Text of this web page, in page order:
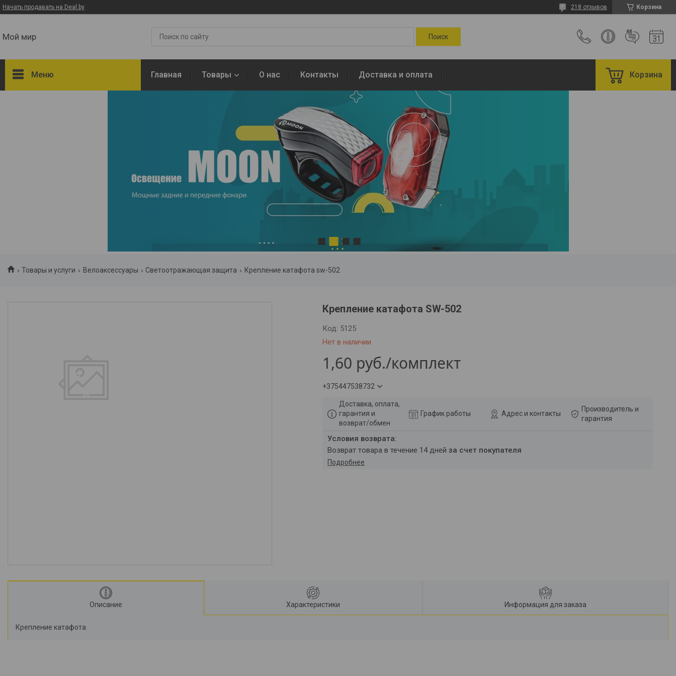
Начать продавать на Deal.by Корзина
218 отзывов
Мой мир
Меню Главная Товары О нас Контакты Доставка и оплата Корзина
Товары и услуги Велоаксессуары Светоотражающая защита Крепление катафота sw-502
Крепление катафота SW-502
Нет в наличии
Код: 5125
1,60 руб./комплект
+375447538732
Доставка, оплата,
гарантия и
возврат/обмен
График работы Адрес и контакты
Производитель и
гарантия
возврат товара в течение 14 днейза счет покупателя
Подробнее
Описание Характеристики Информация для заказа
Крепление катафота